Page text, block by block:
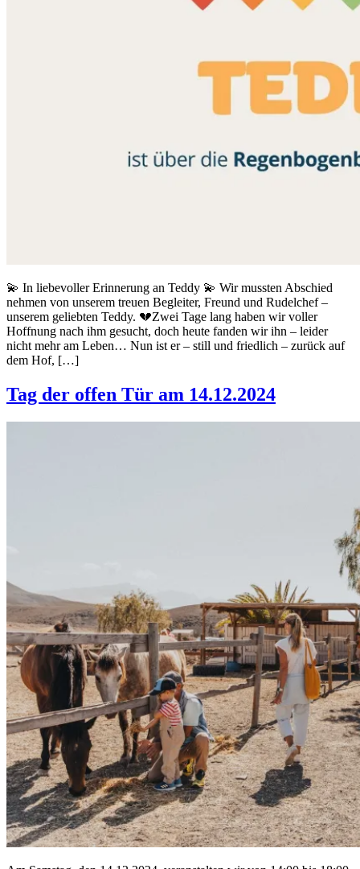
💫 In liebevoller Erinnerung an Teddy 💫 Wir mussten Abschied
nehmen von unserem treuen Begleiter, Freund und Rudelchef –
unserem geliebten Teddy. 💔Zwei Tage lang haben wir voller
Hoffnung nach ihm gesucht, doch heute fanden wir ihn – leider
nicht mehr am Leben… Nun ist er – still und friedlich – zurück auf
dem Hof, […]
Tag der offen Tür am 14.12.2024